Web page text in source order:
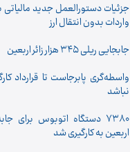
جزئیات دستورالعمل جدید مالیاتی
واردات بدون انتقال ارز
جابجایی ریلی ۳۴۵ هزار زائر اربعین
واسطه‌گری پابرجاست تا قرارداد
نباشد
۷۳۸۰ دستگاه اتوبوس برای
اربعین به‌ کارگیری شد